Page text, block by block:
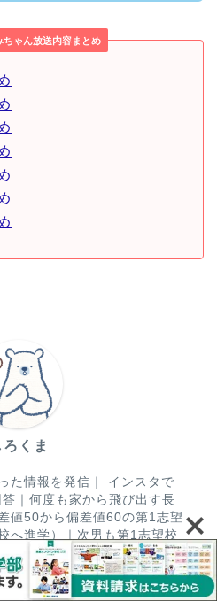
ゃん放送内容まとめ
ろくま
た情報を発信｜ インスタで
｜何度も家から飛び出す長
値50から偏差値60の第1志望
へ進学）｜次男も第1志望校
学）｜インスタ1万人
突破